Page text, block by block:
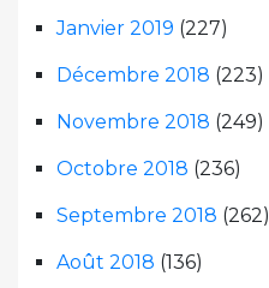
Janvier 2019 (227)
Décembre 2018 (223)
Novembre 2018 (249)
Octobre 2018 (236)
Septembre 2018 (262)
Août 2018 (136)